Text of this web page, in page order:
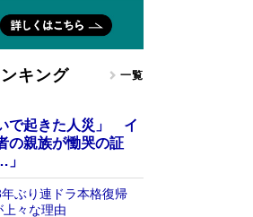
キング 一覧
で起きた人災」 イ
の親族が慟哭の証
年ぶり連ドラ本格復帰
々な理由